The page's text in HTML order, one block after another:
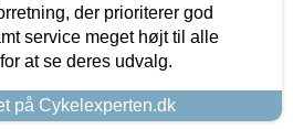
der prioriterer god
service meget højt til alle
at se deres udvalg.
på Cykelexperten.dk